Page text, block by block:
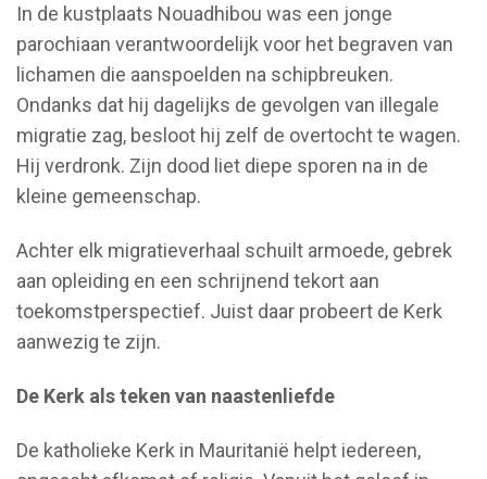
In de kustplaats Nouadhibou was een jonge
parochiaan verantwoordelijk voor het begraven van
lichamen die aanspoelden na schipbreuken.
Ondanks dat hij dagelijks de gevolgen van illegale
migratie zag, besloot hij zelf de overtocht te wagen.
Hij verdronk. Zijn dood liet diepe sporen na in de
kleine gemeenschap.
Achter elk migratieverhaal schuilt armoede, gebrek
aan opleiding en een schrijnend tekort aan
toekomstperspectief. Juist daar probeert de Kerk
aanwezig te zijn.
De Kerk als teken van naastenliefde
De katholieke Kerk in Mauritanië helpt iedereen,